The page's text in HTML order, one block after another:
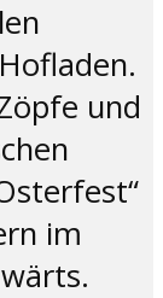
und
im